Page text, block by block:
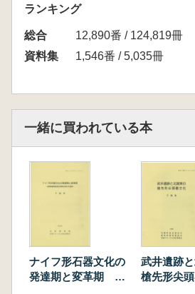
ランキング
総合
12,890番 / 124,819冊
資料集
1,546番 / 5,035冊
一緒に買われている本
ナイフ形石器文化の
発達期と変革期 浅
武井遺跡
槍先形尖